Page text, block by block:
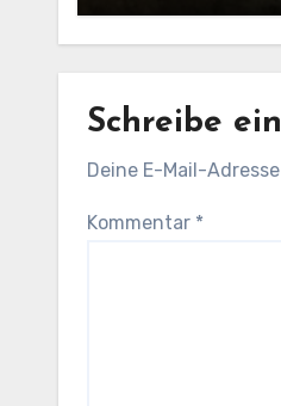
Schreibe
Deine E-Mail-
Kommentar *